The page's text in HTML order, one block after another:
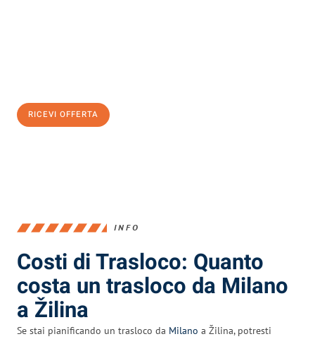
RICEVI OFFERTA
INFO
Costi di Trasloco: Quanto
costa un trasloco da Milano
a Žilina
Se stai pianificando un trasloco da Milano a Žilina, potresti